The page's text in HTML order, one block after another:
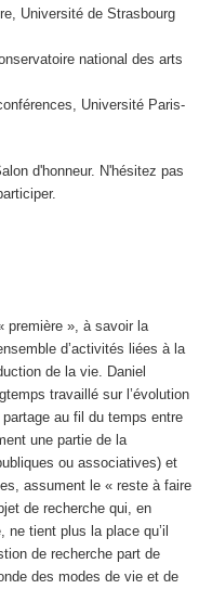
Université de Strasbourg
national des arts
Université Paris-
d'honneur. N'hésitez pas
première », à savoir la
d’activités liées à la
de la vie. Daniel
travaillé sur l’évolution
au fil du temps entre
une partie de la
ou associatives) et
assument le « reste à faire
de recherche qui, en
ne tient plus la place qu’il
de recherche part de
des modes de vie et de